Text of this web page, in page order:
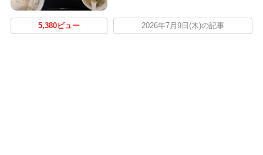
5,380ビュー 2026年7月9日(木)の記事